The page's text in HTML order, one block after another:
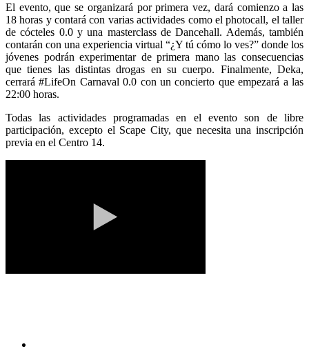
El evento, que se organizará por primera vez, dará comienzo a las
18 horas y contará con varias actividades como el photocall, el taller
de cócteles 0.0 y una masterclass de Dancehall. Además, también
contarán con una experiencia virtual “¿Y tú cómo lo ves?” donde los
jóvenes podrán experimentar de primera mano las consecuencias
que tienes las distintas drogas en su cuerpo. Finalmente, Deka,
cerrará #LifeOn Carnaval 0.0 con un concierto que empezará a las
22:00 horas.
Todas las actividades programadas en el evento son de libre
participación, excepto el Scape City, que necesita una inscripción
previa en el Centro 14.